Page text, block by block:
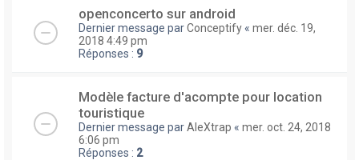
openconcerto sur android
Dernier message parConceptify « mer. déc. 19,
2018 4:49 pm
Réponses : 9
Modèle facture d'acompte pour location
touristique
Dernier message parAleXtrap « mer. oct. 24, 2018
6:06 pm
Réponses : 2